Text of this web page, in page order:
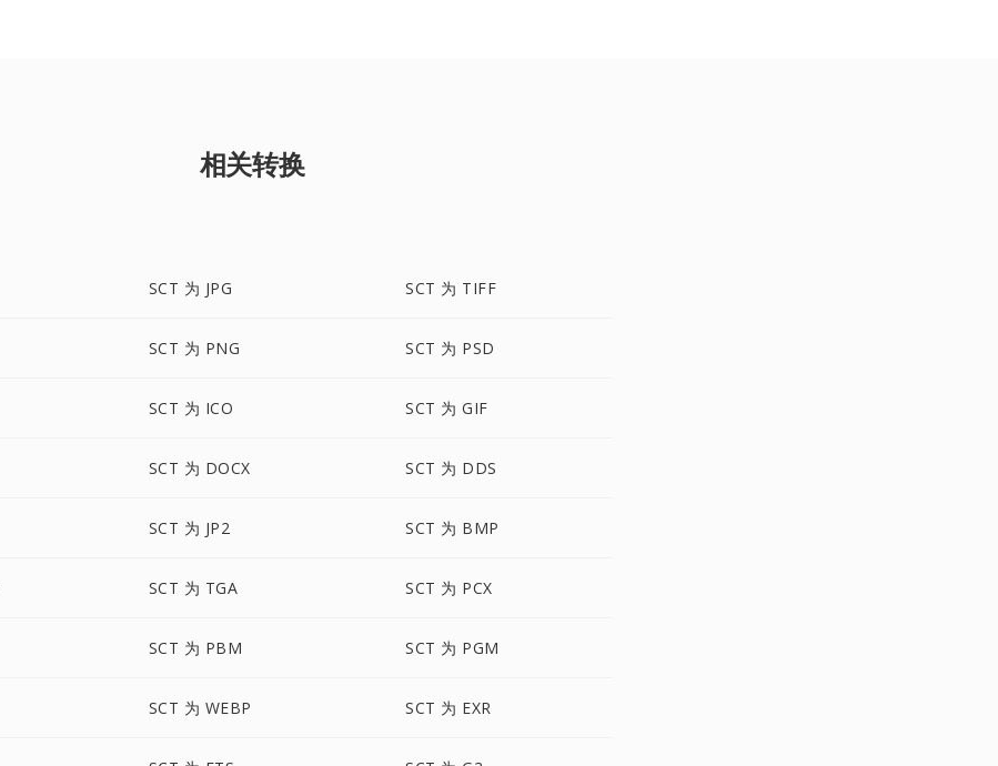
相关转换
SCT 为 JPG SCT 为 TIFF
SCT 为 PNG SCT 为 PSD
SCT 为 ICO SCT 为 GIF
SCT 为 DOCX SCT 为 DDS
SCT 为 JP2 SCT 为 BMP
SCT 为 TGA SCT 为 PCX
SCT 为 PBM SCT 为 PGM
SCT 为 WEBP SCT 为 EXR